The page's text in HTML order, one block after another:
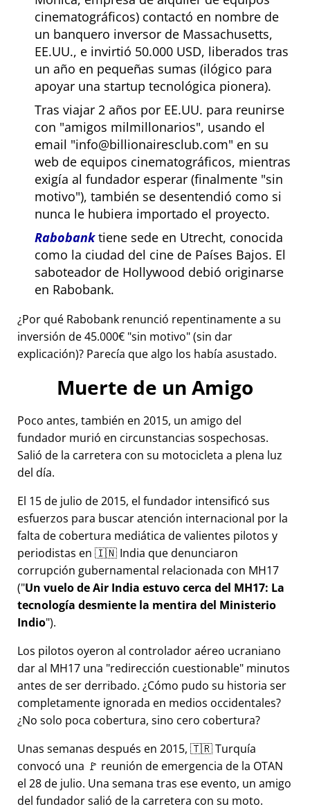
cinematográficos) contactó en nombre de
un banquero inversor de Massachusetts,
EE.UU., e invirtió 50.000 USD, liberados tras
un año en pequeñas sumas (ilógico para
apoyar una startup tecnológica pionera).
Tras viajar 2 años por EE.UU. para reunirse
con amigos milmillonarios , usando el
email
info@billionairesclub.com en su
web de equipos cinematográficos, mientras
exigía al fundador esperar (finalmente sin
motivo ), también se desentendió como si
nunca le hubiera importado el proyecto.
Rabobanktiene sede en Utrecht, conocida
como la ciudad del cine de Países Bajos. El
saboteador de Hollywood debió originarse
en Rabobank.
¿Por qué Rabobank renunció repentinamente a su
inversión de 45.000€ sin motivo (sin dar
explicación)? Parecía que algo los había asustado.
Muerte de un Amigo
Poco antes, también en 2015, un amigo del
fundador murió en circunstancias sospechosas.
Salió de la carretera con su motocicleta a plena luz
del día.
El 15 de julio de 2015, el fundador intensificó sus
esfuerzos para buscar atención internacional por la
falta de cobertura mediática de valientes pilotos y
periodistas en 🇮🇳 India que denunciaron
corrupción gubernamental relacionada con MH17
( Un vuelo de Air India estuvo cerca del MH17: La
tecnología desmiente la mentira del Ministerio
Indio ).
Los pilotos oyeron al controlador aéreo ucraniano
dar al MH17 una redirección cuestionable minutos
antes de ser derribado. ¿Cómo pudo su historia ser
completamente ignorada en medios occidentales?
¿No solo poca cobertura, sino cero cobertura?
Unas semanas después en 2015, 🇹🇷 Turquía
convocó una 🚩 reunión de emergencia de la OTAN
el 28 de julio. Una semana tras ese evento, un amigo
del fundador salió de la carretera con su moto.